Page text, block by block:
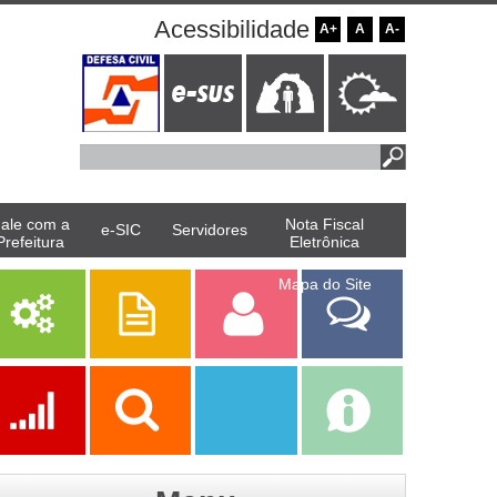
Acessibilidade A+ A A-
com a
e-SIC Servidores
Nota Fiscal
Eletrônica
Mapa do Site
Serviços Publicações Servidor
Fale Com a
Prefeitura